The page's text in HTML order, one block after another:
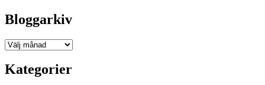
Bloggarkiv
Bloggarkiv
Kategorier